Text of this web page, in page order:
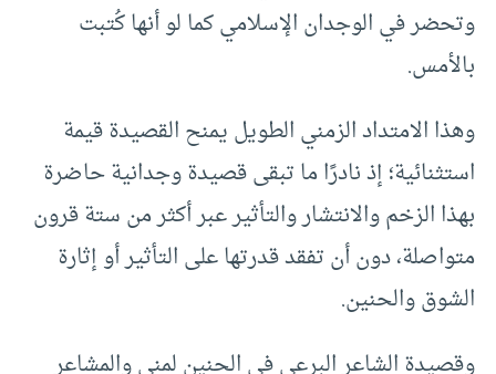
وتحضر في الوجدان الإسلامي كما لو أنها كُتبت
بالأمس.
وهذا الامتداد الزمني الطويل يمنح القصيدة قيمة
استثنائية؛ إذ نادرًا ما تبقى قصيدة وجدانية حاضرة
بهذا الزخم والانتشار والتأثير عبر أكثر من ستة قرون
متواصلة، دون أن تفقد قدرتها على التأثير أو إثارة
الشوق والحنين.
وقصيدة الشاعر البرعي في الحنين لمنى والمشاعر